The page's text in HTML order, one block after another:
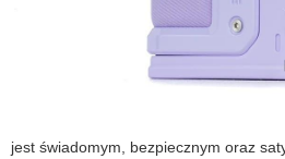
jest świadomym, bezpiecznym oraz